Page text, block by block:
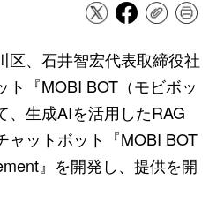
区、石井智宏代表取締役社
ト『MOBI BOT（モビボッ
、生成AIを活用したRAG
ャットボット『MOBI BOT
』を開発し、提供を開